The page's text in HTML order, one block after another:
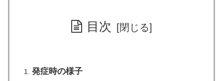
目次
発症時の様子